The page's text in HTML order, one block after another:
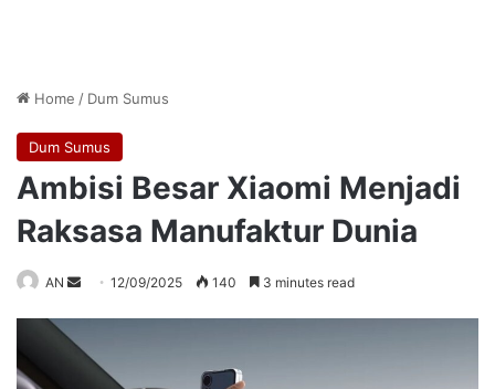
Home / Dum Sumus
Dum Sumus
Ambisi Besar Xiaomi Menjadi
Raksasa Manufaktur Dunia
AN
Send12/09/2025 140 3 minutes read